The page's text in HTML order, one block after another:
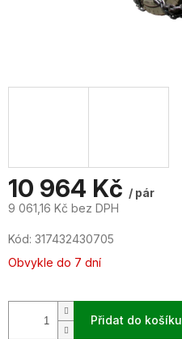
10 964 Kč / pár
9 061,16 Kč bez DPH
cena:
Kód: 317432430705
Obvykle do 7 dní
Přidat do košíku